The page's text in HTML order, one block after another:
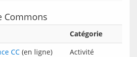
Commons
Catégorie
CC (en ligne)
Activité